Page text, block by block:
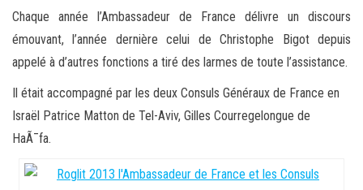
Chaque année l’Ambassadeur de France délivre un discours
émouvant, l’année dernière celui de Christophe Bigot depuis
appelé à d’autres fonctions a tiré des larmes de toute l’assistance.
Il était accompagné par les deux Consuls Généraux de France en
Israël Patrice Matton de Tel-Aviv, Gilles Courregelongue de
HaÃ¯fa.